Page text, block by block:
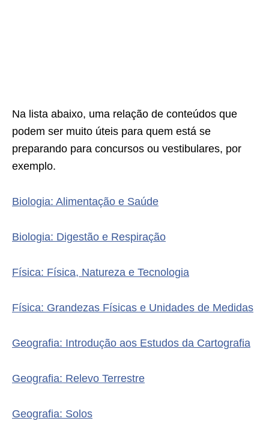
Na lista abaixo, uma relação de conteúdos que
podem ser muito úteis para quem está se
preparando para concursos ou vestibulares, por
exemplo.
Biologia: Alimentação e Saúde
Biologia: Digestão e Respiração
Física: Física, Natureza e Tecnologia
Física: Grandezas Físicas e Unidades de Medidas
Geografia: Introdução aos Estudos da Cartografia
Geografia: Relevo Terrestre
Geografia: Solos